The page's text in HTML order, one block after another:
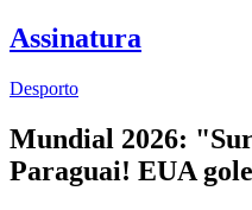
Assinatura
Desporto
Mundial 2026:
Paraguai! EUA